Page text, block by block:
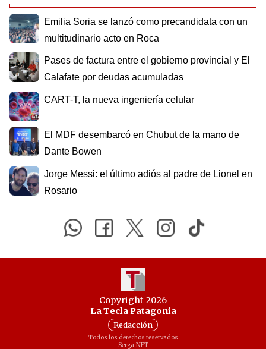
Emilia Soria se lanzó como precandidata con un
multitudinario acto en Roca
Pases de factura entre el gobierno provincial y El
Calafate por deudas acumuladas
CART-T, la nueva ingeniería celular
El MDF desembarcó en Chubut de la mano de
Dante Bowen
Jorge Messi: el último adiós al padre de Lionel en
Rosario
Copyright 2026
La Tecla Patagonia
Redacción
Todos los derechos reservados
Serga.NET